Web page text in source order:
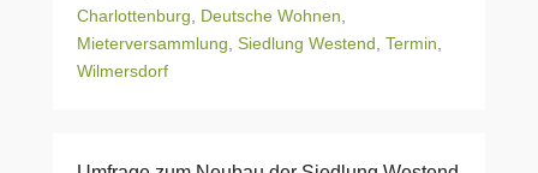
Charlottenburg
Deutsche Wohnen
Mieterversammlung Siedlung Westend Termin
Wilmersdorf